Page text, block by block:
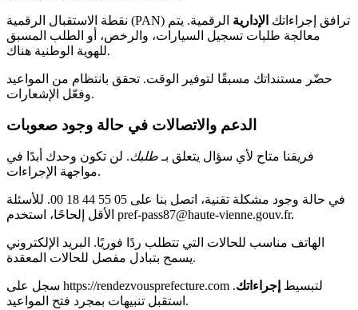
نقطة الاستقبال الرقمية (PAN) ترافق إجراءاتك الإدارية الرقمية. يتم
معالجة طلبات تسجيل السيارات، والرخص، أو الطلب المسبق
للهوية الوطنية هناك.
حضّر مستنداتك مسبقًا لتوفير الوقت. تحقق بانتظام من المواعيد
وفعّل الإشعارات.
الدعم والاتصالات في حالة وجود صعوبات
فريقنا متاح لأي سؤال يتعلق بـ طلبك. لن تكون وحدك أبدًا في
مواجهة الإجراءات.
في حالة وجود مشكلة تقنية، اتصل بنا على 05 55 44 18 00. للأسئلة
الأقل إلحاحًا، استخدم pref-pass87@haute-vienne.gouv.fr.
الهاتف مناسب للحالات التي تتطلب ردًا فوريًا. البريد الإلكتروني
يسمح بتبادل مفصل للحالات المعقدة.
سجل على https://rendezvousprefecture.com لتبسيط إجراءاتك.
استقبل تنبيهات بمجرد فتح المواعيد.